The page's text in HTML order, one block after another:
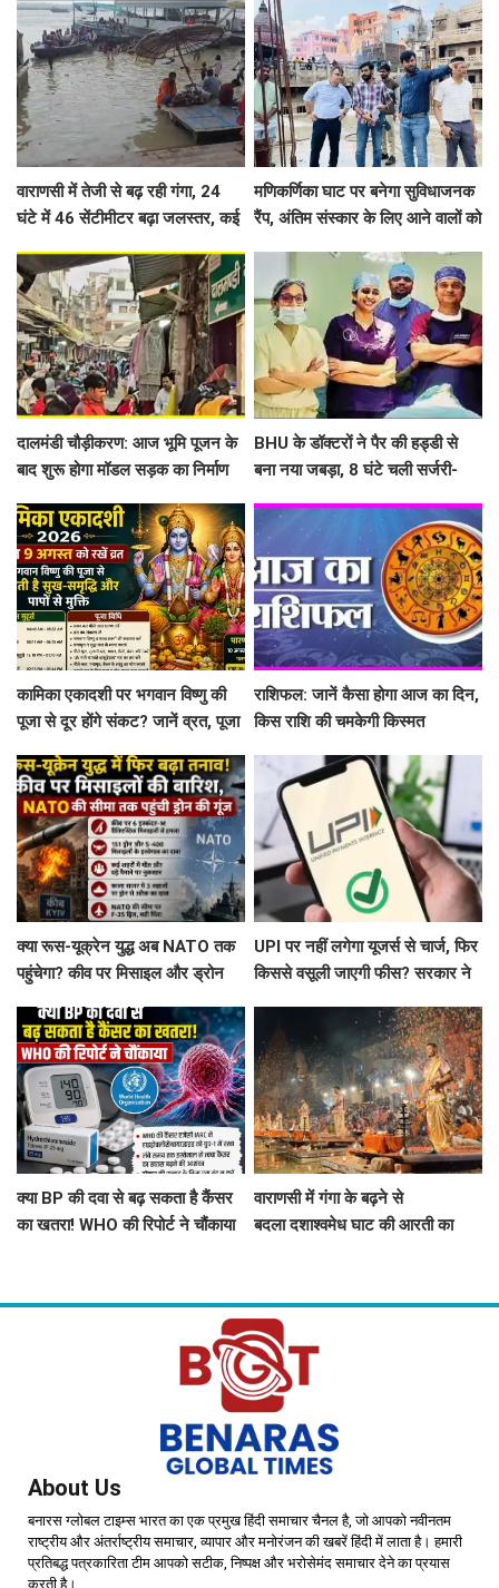
आस्था का सैलाब
वाराणसी में तेजी से बढ़ रही गंगा, 24
घंटे में 46 सेंटीमीटर बढ़ा जलस्तर, कई
मणिकर्णिका घाट पर बनेगा सुविधाजनक
रैंप, अंतिम संस्कार के लिए आने वालों को
दालमंडी चौड़ीकरण: आज भूमि पूजन के
बाद शुरू होगा मॉडल सड़क का निर्माण
हिस्से हटाए गए
BHU के डॉक्टरों ने पैर की हड्डी से
बना नया जबड़ा, 8 घंटे चली सर्जरी-
मिली नई जिंदगी
कामिका एकादशी पर भगवान विष्णु की
पूजा से दूर होंगे संकट? जानें व्रत, पूजा
राशिफल: जानें कैसा होगा आज का दिन,
किस राशि की चमकेगी किस्मत
क्या रूस-यूक्रेन युद्ध अब NATO तक
पहुंचेगा? कीव पर मिसाइल और ड्रोन
UPI पर नहीं लगेगा यूजर्स से चार्ज, फिर
किससे वसूली जाएगी फीस? सरकार ने
क्या BP की दवा से बढ़ सकता है कैंसर
का खतरा! WHO की रिपोर्ट ने चौंकाया
वाराणसी में गंगा के बढ़ने से
बदला दशाश्वमेध घाट की आरती का
About Us
बनारस ग्लोबल टाइम्स भारत का एक प्रमुख हिंदी समाचार चैनल है, जो आपको नवीनतम
राष्ट्रीय और अंतर्राष्ट्रीय समाचार, व्यापार और मनोरंजन की खबरें हिंदी में लाता है। हमारी
प्रतिबद्ध पत्रकारिता टीम आपको सटीक, निष्पक्ष और भरोसेमंद समाचार देने का प्रयास
करती है।